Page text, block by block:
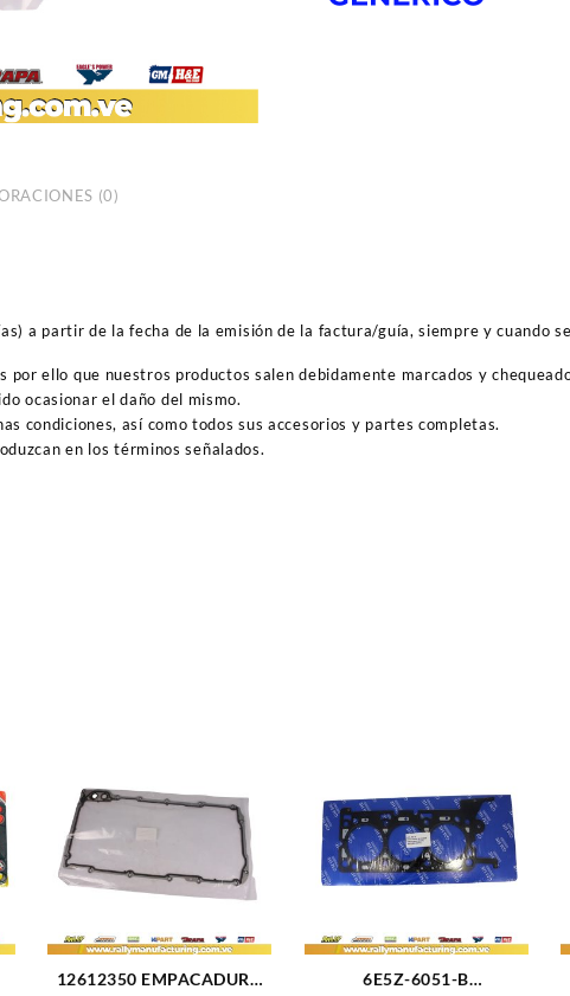
(0)
a partir de la fecha de la emisión de la factura/guía, siempre y cuando
ello que nuestros productos salen debidamente marcados y
ocasionar el daño del mismo.
condiciones, así como todos sus accesorios y partes completas.
en los términos señalados.
12612350 EMPACADURA
6E5Z-6051-B